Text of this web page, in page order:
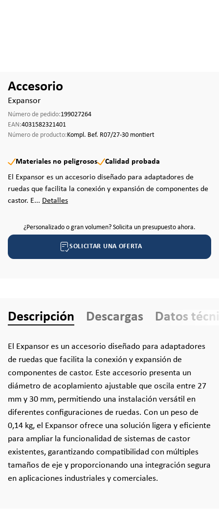
Accesorio
Expansor
Número de pedido:199027264
EAN:4031582321401
Número de producto:Kompl. Bef. R07/27-30 montiert
Materiales no peligrosos
Calidad probada
El Expansor es un accesorio diseñado para adaptadores de
ruedas que facilita la conexión y expansión de componentes de
castor. E... Detalles
¿Personalizado o gran volumen? Solicita un presupuesto ahora.
SOLICITAR UNA OFERTA
Descripción Descargas Datos
El Expansor es un accesorio diseñado para adaptadores
de ruedas que facilita la conexión y expansión de
componentes de castor. Este accesorio presenta un
diámetro de acoplamiento ajustable que oscila entre 27
mm y 30 mm, permitiendo una instalación versátil en
diferentes configuraciones de ruedas. Con un peso de
0,14 kg, el Expansor ofrece una solución ligera y eficiente
para ampliar la funcionalidad de sistemas de castor
existentes, garantizando compatibilidad con múltiples
tamaños de eje y proporcionando una integración segura
en aplicaciones industriales y comerciales.